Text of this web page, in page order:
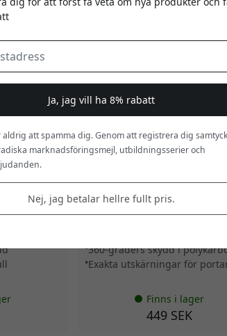
för
skyddande
Satechi Eco Hardshell-fodral
MacBook Air M2 2022 med
polykarbonatskal och exakta
utskärningar - Klar
360-graders skydd i
Exakta utskärningar för
Finns i lager
449 SEK
Ja, jag vill ha 8% rabatt
aldrig att spamma dig. Genom att registrera dig
marknadsföringsmejl, utbildningsserier och
Nej, jag betalar hellre fullt pris.